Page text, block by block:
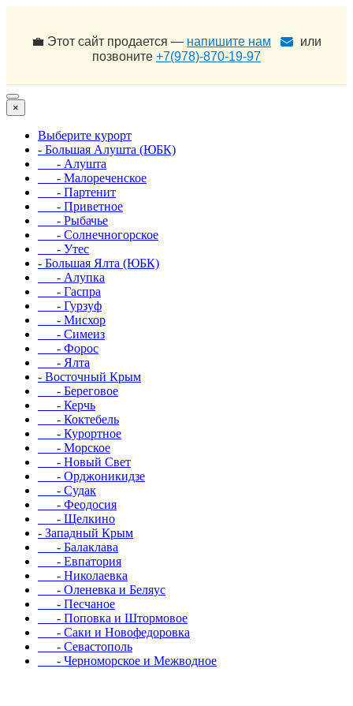
💼 Этот сайт продается — напишите нам
или
позвоните +7(978)-870-19-97
×
Выберите курорт
- Большая Алушта (ЮБК)
- Алушта
- Малореченское
- Партенит
- Приветное
- Рыбачье
- Солнечногорское
- Утес
- Большая Ялта (ЮБК)
- Алупка
- Гаспра
- Гурзуф
- Мисхор
- Симеиз
- Форос
- Ялта
- Восточный Крым
- Береговое
- Керчь
- Коктебель
- Курортное
- Морское
- Новый Свет
- Орджоникидзе
- Судак
- Феодосия
- Щелкино
- Западный Крым
- Балаклава
- Евпатория
- Николаевка
- Оленевка и Беляус
- Песчаное
- Поповка и Штормовое
- Саки и Новофедоровка
- Севастополь
- Черноморское и Межводное